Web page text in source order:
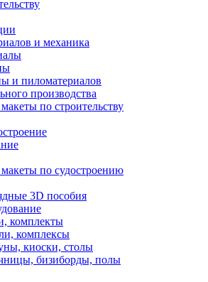
и механика
и пиломатериалов
производства
по строительству
по судостроению
3D пособия
комплекты
комплексы
киоски, столы
бизиборды, полы